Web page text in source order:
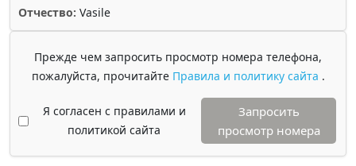
Отчество: Vasile
Прежде чем запросить просмотр номера телефона,
пожалуйста, прочитайте Правила и политику сайта .
Я согласен с правилами и
политикой сайта
Запросить
просмотр номера